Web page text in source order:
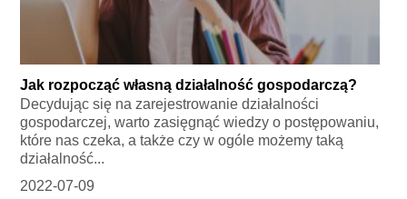
Jak rozpocząć własną działalność gospodarczą?
Decydując się na zarejestrowanie działalności
gospodarczej, warto zasięgnąć wiedzy o postępowaniu,
które nas czeka, a także czy w ogóle możemy taką
działalność...
2022-07-09